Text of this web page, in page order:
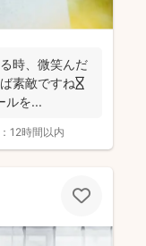
時、微笑んだ
素敵ですね⏳
ルを...
12時間以内